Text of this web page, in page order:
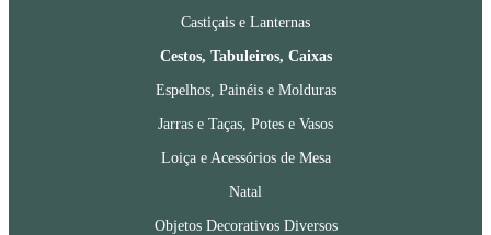
Castiçais e Lanternas
Cestos, Tabuleiros, Caixas
Espelhos, Painéis e Molduras
Jarras e Taças, Potes e Vasos
Loiça e Acessórios de Mesa
Natal
Objetos Decorativos Diversos